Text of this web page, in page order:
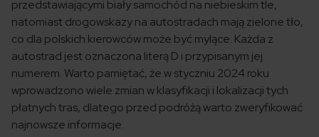
przedstawiającymi biały samochód na niebieskim tle,
natomiast drogowskazy na autostradach mają zielone tło,
co dla polskich kierowców może być mylące. Każda z
autostrad jest oznaczona literą D i przypisanym jej
numerem. Warto pamiętać, że w styczniu 2024 roku
wprowadzono wiele zmian w klasyfikacji i lokalizacji tych
płatnych tras, dlatego przed podróżą warto zweryfikować
najnowsze informacje.